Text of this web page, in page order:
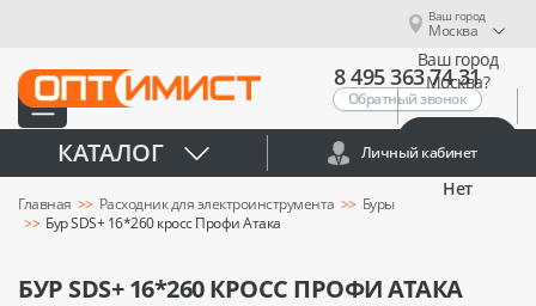
Ваш город
Москва
Ваш город
Москва?
Нет
8 495 363 74 31
Обратный звонок
КАТАЛОГ Личный кабинет
Главная Расходник для электроинструмента
Буры
Бур SDS+ 16*260 кросс Профи Атака
БУР SDS+ 16*260 КРОСС ПРОФИ АТАКА